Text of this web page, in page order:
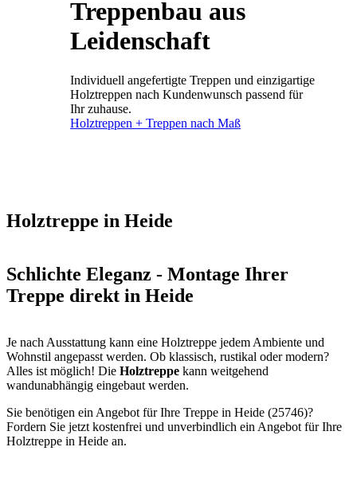
Treppenbau aus
Leidenschaft
Individuell angefertigte Treppen und einzigartige
Holztreppen nach Kundenwunsch passend für
Ihr zuhause.
Holztreppen + Treppen nach Maß
Holztreppe in Heide
Schlichte Eleganz - Montage Ihrer
Treppe direkt in Heide
Je nach Ausstattung kann eine Holztreppe jedem Ambiente und
Wohnstil angepasst werden. Ob klassisch, rustikal oder modern?
Alles ist möglich! Die Holztreppe kann weitgehend
wandunabhängig eingebaut werden.
Sie benötigen ein Angebot für Ihre Treppe in Heide (25746)?
Fordern Sie jetzt kostenfrei und unverbindlich ein Angebot für Ihre
Holztreppe in Heide an.